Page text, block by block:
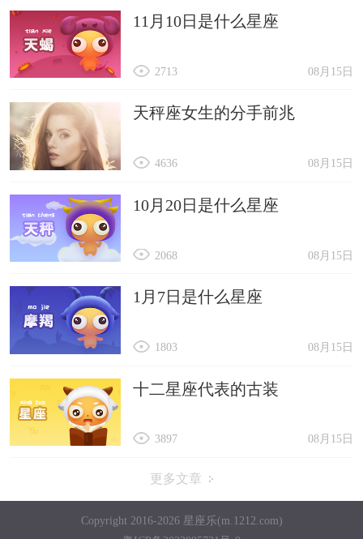
11月10日是什么星座
08月15日
2713
天秤座女生的分手前兆
08月15日
4636
10月20日是什么星座
08月15日
2068
1月7日是什么星座
08月15日
1803
十二星座代表的古装
08月15日
3897
更多文章
Copyright 2016-2026 星座乐(m.1212.com)